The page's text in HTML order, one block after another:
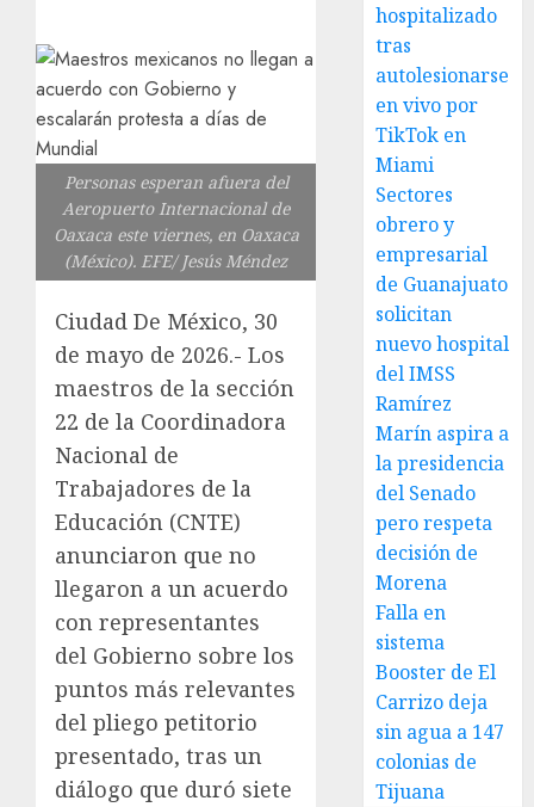
Personas esperan afuera del
Aeropuerto Internacional de
Oaxaca este viernes, en Oaxaca
(México). EFE/ Jesús Méndez
Ciudad De México, 30
de mayo de 2026.- Los
maestros de la sección
22 de la Coordinadora
Nacional de
Trabajadores de la
Educación (CNTE)
anunciaron que no
llegaron a un acuerdo
con representantes
del Gobierno sobre los
puntos más relevantes
del pliego petitorio
presentado, tras un
diálogo que duró siete
hospitalizado
tras
autolesionarse
en vivo por
TikTok en
Miami
Sectores
obrero y
empresarial
de Guanajuato
solicitan
nuevo hospital
del IMSS
Ramírez
Marín aspira a
la presidencia
del Senado
pero respeta
decisión de
Morena
Falla en
sistema
Booster de El
Carrizo deja
sin agua a 147
colonias de
Tijuana